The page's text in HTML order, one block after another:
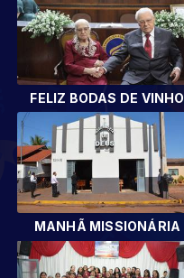
FELIZ BODAS DE VINHO
MANHÃ MISSIONÁRIA